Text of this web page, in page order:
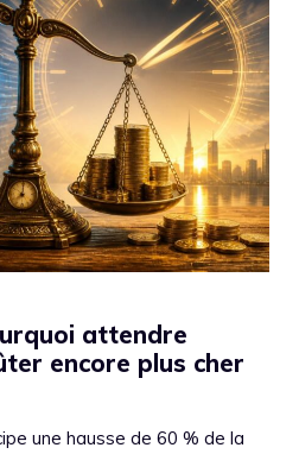
attendre
encore plus cher
une hausse de 60 % de la